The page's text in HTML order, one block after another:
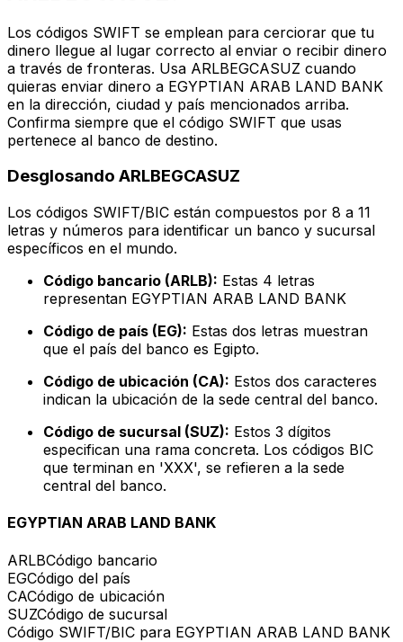
Los códigos SWIFT se emplean para cerciorar que tu
dinero llegue al lugar correcto al enviar o recibir dinero
a través de fronteras. Usa ARLBEGCASUZ cuando
quieras enviar dinero a EGYPTIAN ARAB LAND BANK
en la dirección, ciudad y país mencionados arriba.
Confirma siempre que el código SWIFT que usas
pertenece al banco de destino.
Desglosando ARLBEGCASUZ
Los códigos SWIFT/BIC están compuestos por 8 a 11
letras y números para identificar un banco y sucursal
específicos en el mundo.
Código bancario (ARLB): Estas 4 letras
representan EGYPTIAN ARAB LAND BANK
Código de país (EG): Estas dos letras muestran
que el país del banco es Egipto.
Código de ubicación (CA): Estos dos caracteres
indican la ubicación de la sede central del banco.
Código de sucursal (SUZ): Estos 3 dígitos
especifican una rama concreta. Los códigos BIC
que terminan en 'XXX', se refieren a la sede
central del banco.
EGYPTIAN ARAB LAND BANK
ARLBCódigo bancario
EGCódigo del país
CACódigo de ubicación
SUZCódigo de sucursal
Código SWIFT/BIC para EGYPTIAN ARAB LAND BANK